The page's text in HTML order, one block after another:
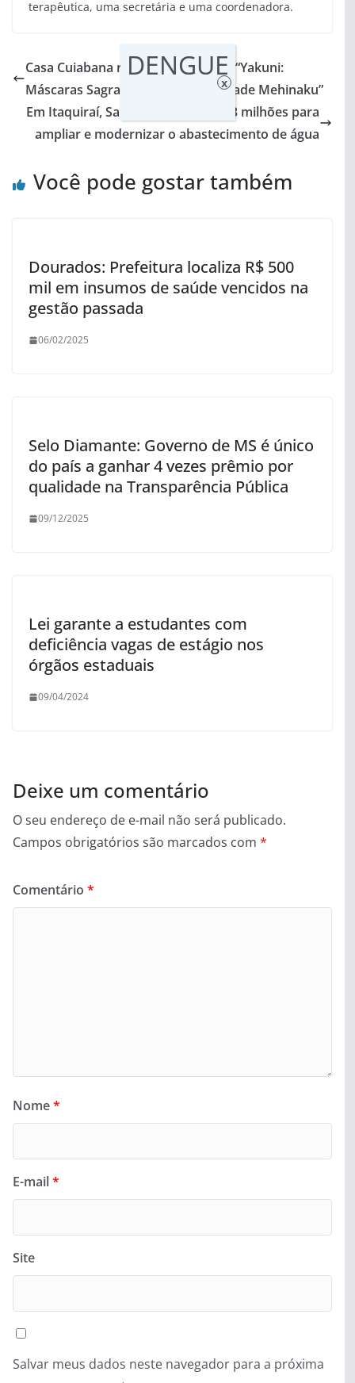
terapêutica, uma secretária e uma coordenadora.
Casa Cuiabana recebe a exposição “Yakuni:
Máscaras Sagradas e a Espiritualidade Mehinaku”
Em Itaquiraí, Sanesul investe R$ 6,3 milhões para
ampliar e modernizar o abastecimento de água
Você pode gostar também
Dourados: Prefeitura localiza R$ 500
mil em insumos de saúde vencidos na
gestão passada
06/02/2025
Selo Diamante: Governo de MS é único
do país a ganhar 4 vezes prêmio por
qualidade na Transparência Pública
09/12/2025
Lei garante a estudantes com
deficiência vagas de estágio nos
órgãos estaduais
09/04/2024
Deixe um comentário
O seu endereço de e-mail não será publicado.
Campos obrigatórios são marcados com *
Comentário *
Nome*
E-mail*
Site
Salvar meus dados neste navegador para a próxima
DENGUE
x